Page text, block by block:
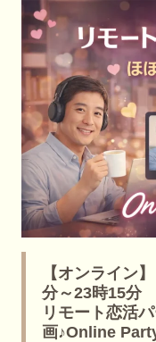
【オンライン
分～23時15分
リモート恋活
画♪Online